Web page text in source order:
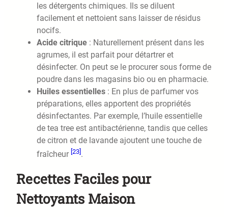
les détergents chimiques. Ils se diluent
facilement et nettoient sans laisser de résidus
nocifs.
Acide citrique : Naturellement présent dans les
agrumes, il est parfait pour détartrer et
désinfecter. On peut se le procurer sous forme de
poudre dans les magasins bio ou en pharmacie.
Huiles essentielles : En plus de parfumer vos
préparations, elles apportent des propriétés
désinfectantes. Par exemple, l’huile essentielle
de tea tree est antibactérienne, tandis que celles
de citron et de lavande ajoutent une touche de
fraîcheur [23].
Recettes Faciles pour
Nettoyants Maison